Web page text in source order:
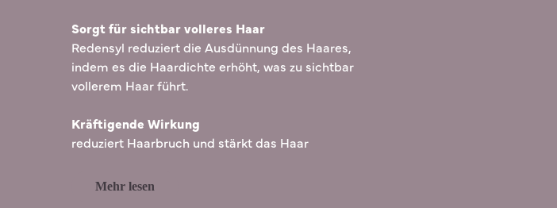
Sorgt für sichtbar volleres Haar
Redensyl reduziert die Ausdünnung des Haares,
indem es die Haardichte erhöht, was zu sichtbar
vollerem Haar führt.
Kräftigende Wirkung
reduziert Haarbruch und stärkt das Haar
Mehr lesen